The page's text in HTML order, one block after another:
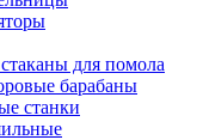
для помола
барабаны
станки